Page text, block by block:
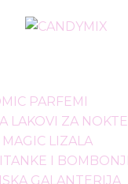
PARFEMI
LAKOVI ZA NOKTE
LIZALA
I
GALANTERIJA